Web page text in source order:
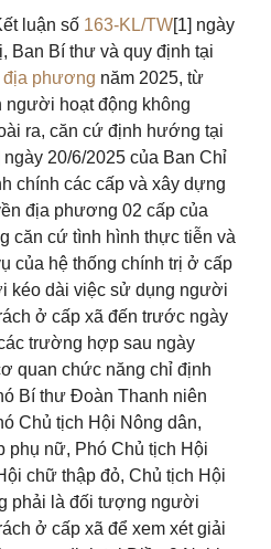
luận số 163-KL/TW[1] ngày
Ban Bí thư và quy định tại
địa phương năm 2025, từ
người hoạt động không
ra, căn cứ định hướng tại
ngày 20/6/2025 của Ban Chỉ
chính các cấp và xây dựng
địa phương 02 cấp của
căn cứ tình hình thực tiễn và
của hệ thống chính trị ở cấp
kéo dài việc sử dụng người
ở cấp xã đến trước ngày
trường hợp sau ngày
quan chức năng chỉ định
Bí thư Đoàn Thanh niên
Chủ tịch Hội Nông dân,
phụ nữ, Phó Chủ tịch Hội
chữ thập đỏ, Chủ tịch Hội
phải là đối tượng người
ở cấp xã để xem xét giải